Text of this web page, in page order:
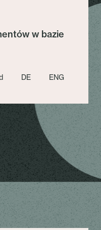
w bazie
DE ENG